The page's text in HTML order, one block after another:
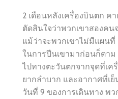
2 เดือนหลังเครื่องบินตก ค
ตัดสินใจว่าพวกเขาสองค
แม้ว่าจะพวกเขาไม่มีแผน
ในการปีนเขามาก่อนก็ตา
ไปทางตะวันตกจากจุดที่เค
ยากลำบาก และอากาศที่เ
วันที่ 9 ของการเดินทาง พว